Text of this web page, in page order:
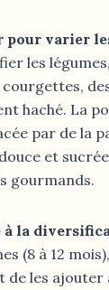
pour varier
les
haché. La
par de la
et
gourmands.
à la
(8 à 12
de les